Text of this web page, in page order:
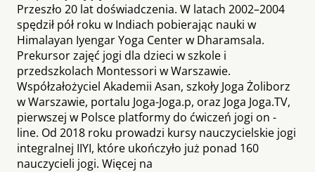
Przeszło 20 ­lat doświadczenia. W latach 2002–2004
spędził pół roku w Indiach pobierając nauki w
Himalayan Iyengar Yoga Center w Dharamsala.
Prekursor zajęć jogi dla dzieci w szkole i
przedszkolach Montessori w Warszawie.
Współzałożyciel Akademii Asan, szkoły Joga Żoliborz
w Warszawie, portalu Joga-Joga.p, oraz Joga ­Joga.TV,
pierwszej w Polsce platformy do ćwiczeń jogi on ­
line. Od 2018 roku prowadzi kursy nauczycielskie jogi
integralnej IIYI, które ukończyło już ponad 160
nauczycieli jogi. Więcej na